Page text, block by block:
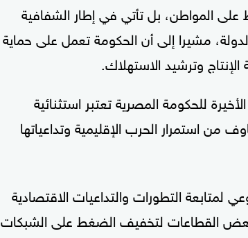
المواطن، بل تأتي في إطار الشفافية
مشيرا إلى أن الحكومة تعمل على حماية
وترشيد الاستهلاك.
للحكومة المصرية تعتبر استثنائية
استمرار الحرب الإقليمية وتداعياتها
التطورات والتداعيات الاقتصادية
القطاعات لتخفيف الضغط على الشبكات